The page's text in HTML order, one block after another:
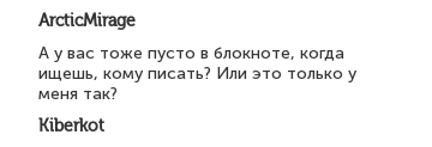
ArcticMirage
А у вас тоже пусто в блокноте, когда
ищешь, кому писать? Или это только у
меня так?
Kiberkot